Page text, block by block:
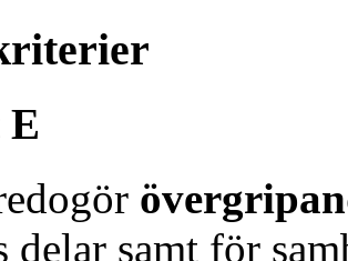
E
delar samt för